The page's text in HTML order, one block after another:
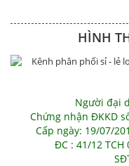
HÌNH
Người đại
Chứng nhận ĐKKD
Cấp ngày: 19/07/
ĐC : 41/12 TCH